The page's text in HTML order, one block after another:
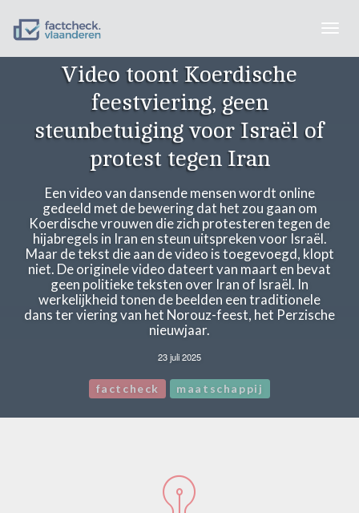
Video toont Koerdische
feestviering, geen
steunbetuiging voor Israël of
protest tegen Iran
Een video van dansende mensen wordt online
gedeeld met de bewering dat het zou gaan om
Koerdische vrouwen die zich protesteren tegen de
hijabregels in Iran en steun uitspreken voor Israël.
Maar de tekst die aan de video is toegevoegd, klopt
niet. De originele video dateert van maart en bevat
geen politieke teksten over Iran of Israël. In
werkelijkheid tonen de beelden een traditionele
dans ter viering van het Norouz-feest, het Perzische
nieuwjaar.
23 juli 2025
factcheck maatschappij